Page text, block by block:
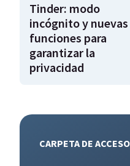
Tinder: modo
incógnito y nuevas
funciones para
garantizar la
privacidad
CARPETA DE